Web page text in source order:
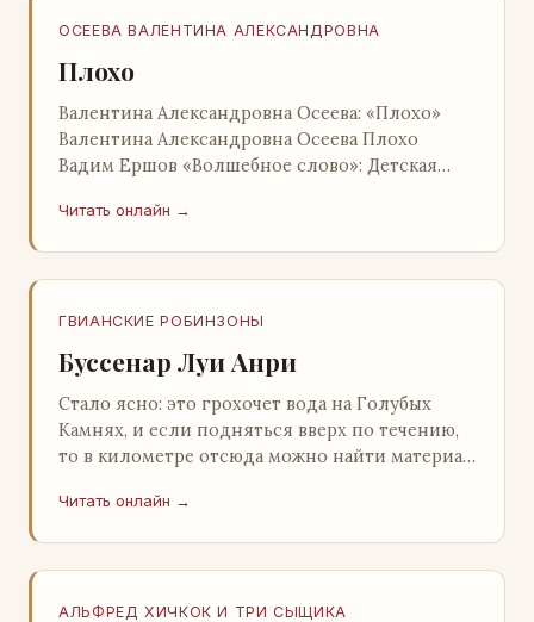
ОСЕЕВА ВАЛЕНТИНА АЛЕКСАНДРОВНА
Плохо
Валентина Александровна Осеева: «Плохо»
Валентина Александровна Осеева Плохо
Вадим Ершов «Волшебное слово»: Детская
Александровна ОСЕЕВ…
Читать онлайн →
ГВИАНСКИЕ РОБИНЗОНЫ
Буссенар Луи Анри
Стало ясно: это грохочет вода на Голубых
Камнях, и если подняться вверх по течению,
то в километре отсюда можно найти материал
крас…
Читать онлайн →
АЛЬФРЕД ХИЧКОК И ТРИ СЫЩИКА